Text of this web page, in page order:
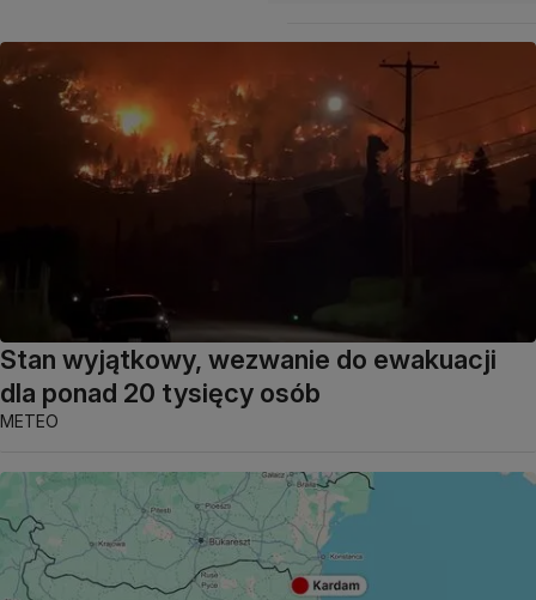
Stan wyjątkowy, wezwanie do ewakuacji
dla ponad 20 tysięcy osób
METEO